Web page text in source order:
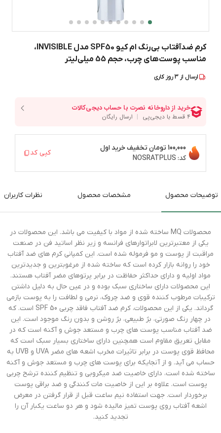
کرم ضدآفتاب بی‌رنگ ام کیو SPF50 مدل INVISIBLE،
مناسب پوست‌های چرب، حجم 55 میلی‌لیتر
ارسال از 3روز کاری
100,000 تومان
تخفیف خرید اول
کد: NOSRATPLUS
کپی کد
توضیحات محصول مشخصات محصول نظرات کاربران
محصولات MQ ساخته شده از مواد با کیفیت می باشد. این محصولات در
یکی از معتبرترین لابراتوارهای فرانسه و زیر نظر اساتید فن در صنعت
مراقبت از پوست و مو فرموله شده است. این کمپانی کرم های ضد آفتاب
خود را روانه بازار کرده است که ساخته شده از مرغوبترین و جدیدترین
مواد اولیه و دارای حداکثر حفاظت در برابر پرتوهای مضر آفتاب هستند.
این محصولات دارای ساختاری سبک بوده و در عین حال به دلیل داشتن
ترکیبات مرطوب کننده قوی و ضد چروک، نرمی و لطافت را به پوست بازمی
گرداند. یکی از این محصولات، کرم ضد آفتاب فاقد چربی SPF 50 است. که
در چهار رنگ صورتی، بژ طبیعی، بژ روشن و بدون رنگ موجود است. این
ضد آفتاب مناسب پوست های چرب و مستعد جوش و آکنه است که در
مقابل تعریق مقاوم است همچنین دارای ساختاری بسیار سبک است که
محافظ قوی پوست در برابر تاثیرات مخرب اشعه های مضر UVA و UVB به
حساب می آید. و از آنجایکه برای پوست های چرب و مستعد جوش و آکنه
ساخته شده است، دارای خاصیت ضد میکروبی و تنظیم کننده ترشح چربی
پوست است. علاوه بر این از خاصیت مات کنندگی و ضد براقی پوست
برخوردار است. جهت استفاده نیم ساعت قبل از قرار گرفتن در معرض
اشعه آفتاب روی پوست تمیز مالیده شود و هر دو ساعت یکبار آن را
تجدید کنید.